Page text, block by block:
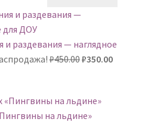
и раздевания — наглядное
₽450.00
₽450.00.
₽350.00
на льдине»